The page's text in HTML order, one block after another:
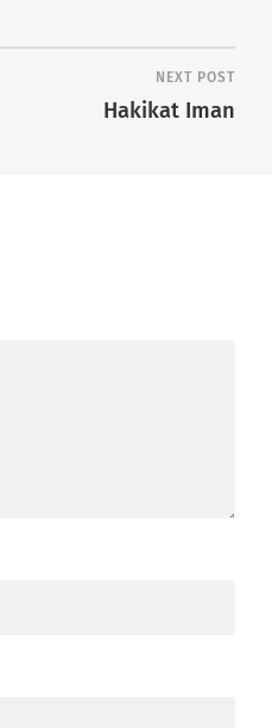
NEXT POST
Hakikat Iman